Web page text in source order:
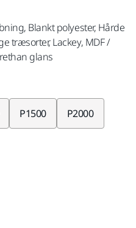
Blankt polyester, Hårde
træsorter, Lackey, MDF /
glans
P1500 P2000